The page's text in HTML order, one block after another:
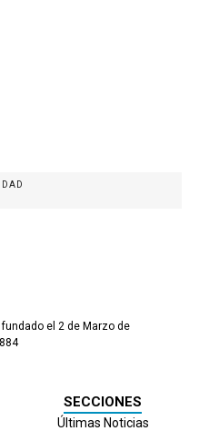
el 2 de Marzo de
SECCIONES
Últimas Noticias